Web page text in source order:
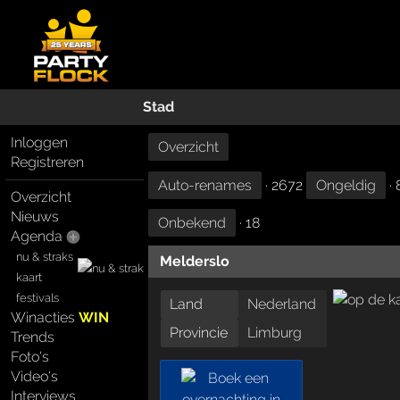
Stad
Inloggen
Registreren
Overzicht
Nieuws
Agenda
nu & straks
kaart
festivals
WinactiesWIN
Trends
Foto's
Video's
Interviews
Overzicht
Auto-renames · 2672 Ongeldig ·
Onbekend · 18
Melderslo
Land
Nederland
Provincie
Limburg